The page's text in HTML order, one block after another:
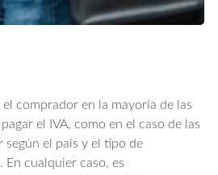
comprador en la mayoría de las
el IVA, como en el caso de las
según el país y el tipo de
En cualquier caso, es